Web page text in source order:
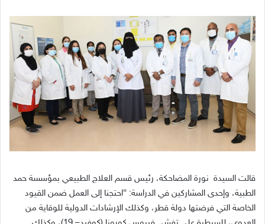
قالت السيدة نورة المضاحكة، رئيس قسم العلاج الطبيعي بمؤسسة حمد
الطبية، وإحدى المشاركين في الدراسة: “احتجنا إلى العمل ضمن القيود
الخاصة التي فرضتها دولة قطر، وكذلك الإرشادات الدولية للوقاية من